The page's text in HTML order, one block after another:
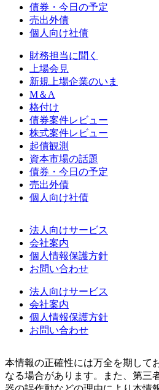
債券・今日の予定
売出外債
個人向け社債
財務担当に聞く
上場会見
新規上場企業のいま
M＆A
格付け
債券案件レビュー
株式案件レビュー
起債観測
資本市場の話題
債券・今日の予定
売出外債
個人向け社債
法人向けサービス
会社案内
個人情報保護方針
お問い合わせ
法人向けサービス
会社案内
個人情報保護方針
お問い合わせ
本情報の正確性には万全を期して
なる場合があります。また、第三